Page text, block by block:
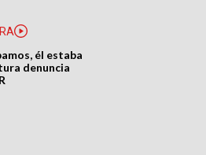
él estaba
denuncia